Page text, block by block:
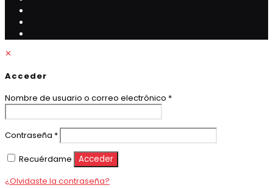
✕
Acceder
Nombre de usuario o correo electrónico *Obligatorio
Contraseña *Obligatorio
Recuérdame
Acceder
¿Olvidaste la contraseña?